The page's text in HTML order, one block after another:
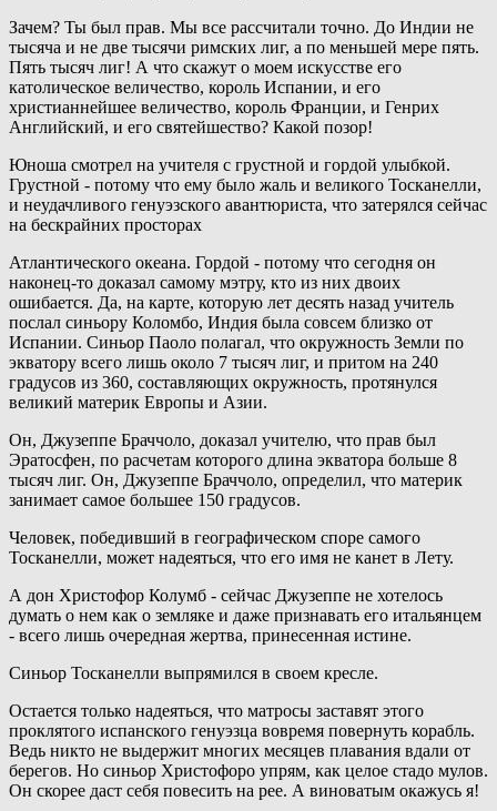
Зачем? Ты был прав. Мы все рассчитали точно. До Индии не
тысяча и не две тысячи римских лиг, а по меньшей мере пять.
Пять тысяч лиг! А что скажут о моем искусстве его
католическое величество, король Испании, и его
христианнейшее величество, король Франции, и Генрих
Английский, и его святейшество? Какой позор!
Юноша смотрел на учителя с грустной и гордой улыбкой.
Грустной - потому что ему было жаль и великого Тосканелли,
и неудачливого генуэзского авантюриста, что затерялся сейчас
на бескрайних просторах
Атлантического океана. Гордой - потому что сегодня он
наконец-то доказал самому мэтру, кто из них двоих
ошибается. Да, на карте, которую лет десять назад учитель
послал синьору Коломбо, Индия была совсем близко от
Испании. Синьор Паоло полагал, что окружность Земли по
экватору всего лишь около 7 тысяч лиг, и притом на 240
градусов из 360, составляющих окружность, протянулся
великий материк Европы и Азии.
Он, Джузеппе Браччоло, доказал учителю, что прав был
Эратосфен, по расчетам которого длина экватора больше 8
тысяч лиг. Он, Джузеппе Браччоло, определил, что материк
занимает самое большее 150 градусов.
Человек, победивший в географическом споре самого
Тосканелли, может надеяться, что его имя не канет в Лету.
А дон Христофор Колумб - сейчас Джузеппе не хотелось
думать о нем как о земляке и даже признавать его итальянцем
- всего лишь очередная жертва, принесенная истине.
Синьор Тосканелли выпрямился в своем кресле.
Остается только надеяться, что матросы заставят этого
проклятого испанского генуэзца вовремя повернуть корабль.
Ведь никто не выдержит многих месяцев плавания вдали от
берегов. Но синьор Христофоро упрям, как целое стадо мулов.
Он скорее даст себя повесить на рее. А виноватым окажусь я!